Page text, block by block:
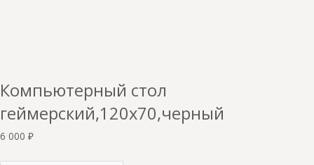
Компьютерный стол
геймерский,120х70,черный
6 000 ₽